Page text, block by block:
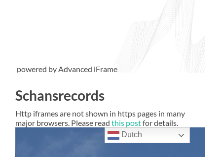
powered by Advanced iFrame
Schansrecords
Http iframes are not shown in https pages in many
major browsers. Please readthis postfor details.